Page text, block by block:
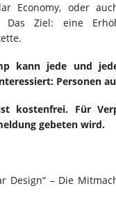
Economy, oder
Das Ziel: eine
kann jede und
Personen
kostenfrei. Für
gebeten wird.
Design“ – Die